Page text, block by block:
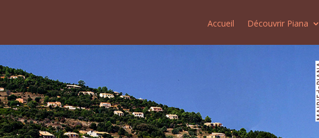
Accueil Découvrir Piana